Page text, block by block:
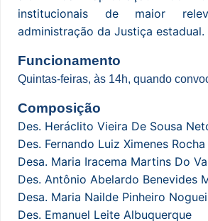
institucionais de maior
administração da Justiça estadual.
Funcionamento
Quintas-feiras, às 14h, quando
Composição
Des. Heráclito Vieira De Sousa
Des. Fernando Luiz Ximenes Rocha
Desa. Maria Iracema Martins Do
Des. Antônio Abelardo Benevides
Desa. Maria Nailde Pinheiro
Des. Emanuel Leite Albuquerque